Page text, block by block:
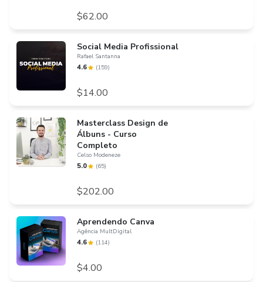
$62.00
Social Media Profissional
Rafael Santanna
4.6 (159)
$14.00
Masterclass Design de
Álbuns - Curso
Completo
Celso Modeneze
5.0 (65)
$202.00
Aprendendo Canva
Agência MultDigital
4.6 (114)
$4.00